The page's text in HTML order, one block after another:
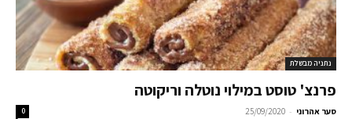
נתניה מבשלת
פרנצ' טוסט במילוי נוטלה וריקוטה
סער אהרוני -
25/09/2020
0